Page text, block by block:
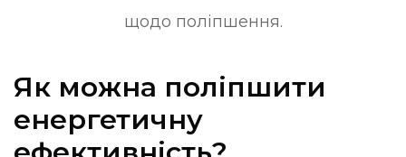
щодо поліпшення.
Як можна поліпшити
енергетичну